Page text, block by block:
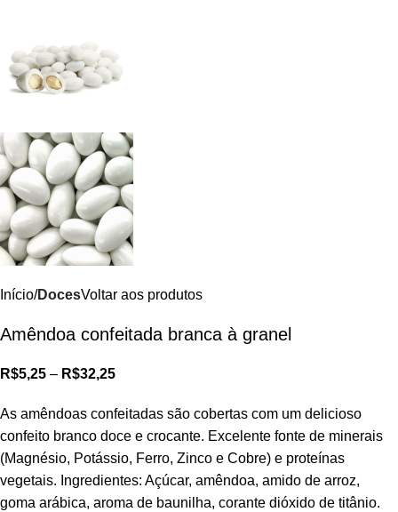
Início DocesVoltar aos produtos
Amêndoa confeitada branca à granel
R$5,25 – R$32,25
As amêndoas confeitadas são cobertas com um delicioso
confeito branco doce e crocante. Excelente fonte de minerais
(Magnésio, Potássio, Ferro, Zinco e Cobre) e proteínas
vegetais. Ingredientes: Açúcar, amêndoa, amido de arroz,
goma arábica, aroma de baunilha, corante dióxido de titânio.